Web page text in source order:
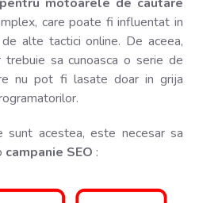
care poate fi influentat in
alte tactici online. De aceea,
sa cunoasca o serie de
nu pot fi lasate doar in grija
sunt acestea, este necesar sa
campanie SEO :